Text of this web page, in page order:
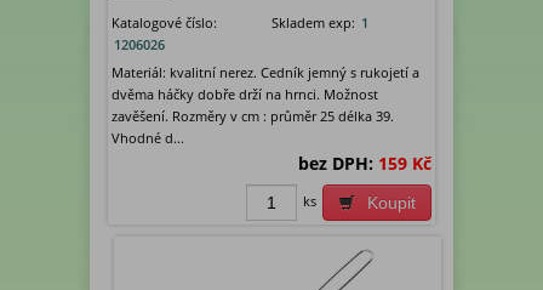
Katalogové číslo:
1206026
Skladem exp: 1
Materiál: kvalitní nerez. Cedník jemný s rukojetí a
dvěma háčky dobře drží na hrnci. Možnost
zavěšení. Rozměry v cm : průměr 25 délka 39.
Vhodné d...
bez DPH: 159 Kč
Koupit
ks